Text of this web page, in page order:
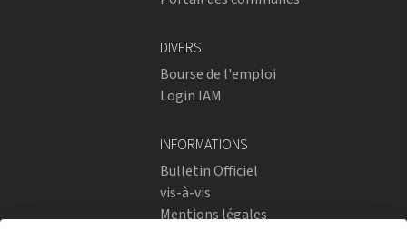
DIVERS
Bourse de l'emploi
Login IAM
INFORMATIONS
Bulletin Officiel
vis-à-vis
Mentions légales